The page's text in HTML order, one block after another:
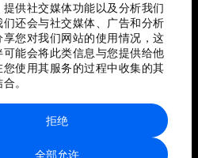
提供社交媒体功能以及分析我们
们还会与社交媒体、广告和分析
享您对我们网站的使用情况，这
可能会将此类信息与您提供给他
您使用其服务的过程中收集的其
。
全部允许
拒绝